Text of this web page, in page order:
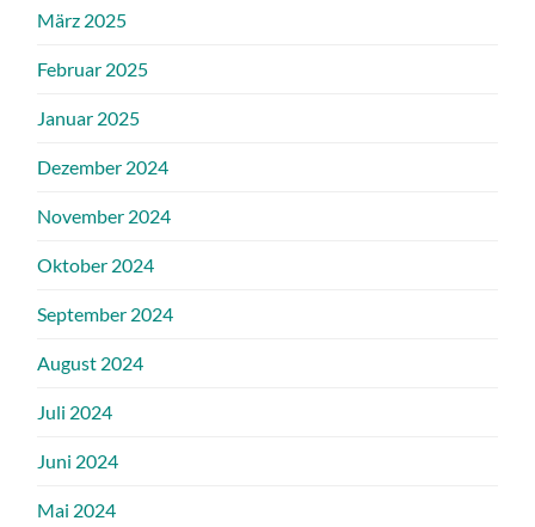
März 2025
Februar 2025
Januar 2025
Dezember 2024
November 2024
Oktober 2024
September 2024
August 2024
Juli 2024
Juni 2024
Mai 2024